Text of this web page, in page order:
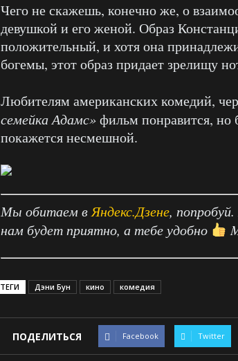
Чего не скажешь, конечно же, о
девушкой и его женой. Образ
положительный, и хотя она
богемы, этот образ придает зрелищу
Любителям американских комедий,
семейка Адамс»фильм понравится, но
покажется несмешной.
Мы обитаем в Яндекс.Дзене,
нам будет приятно, а тебе удобно
ТЕГИ Дэни Бун кино комедия
ПОДЕЛИТЬСЯ Facebook Twitter